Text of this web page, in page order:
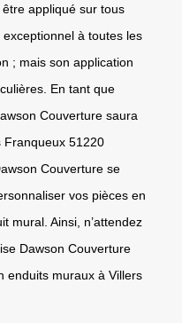
être appliqué sur tous
à toutes les
; mais son application
En tant que
Couverture saura
Franqueux 51220
Couverture se
vos pièces en
mural. Ainsi, n’attendez
Dawson Couverture
enduits muraux à Villers